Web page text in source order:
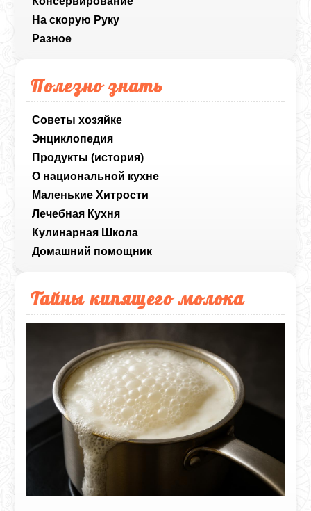
На скорую Руку
Разное
Полезно знать
Советы хозяйке
Энциклопедия
Продукты (история)
О национальной кухне
Маленькие Хитрости
Лечебная Кухня
Кулинарная Школа
Домашний помощник
Тайны кипящего молока